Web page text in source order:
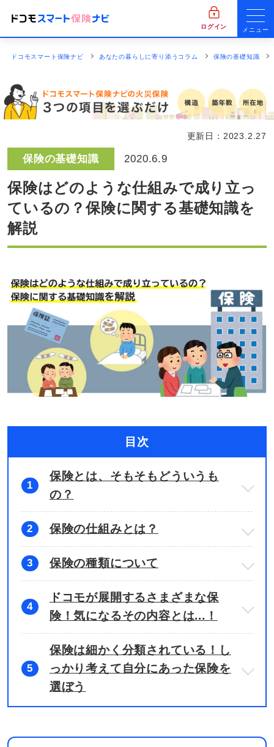
ログイン メニュー
ドコモスマート保険ナビ あなたの暮らしに寄り添うコラム 保険の基礎知識
更新日： 2023.2.27
保険の基礎知識 2020.6.9
保険はどのような仕組みで成り立っ
ているの？保険に関する基礎知識を
解説
目次
1
保険とは、そもそもどういうも
の？
2 保険の仕組みとは？
3 保険の種類について
4
ドコモが展開するさまざまな保
険！気になるその内容とは...！
5
保険は細かく分類されている！し
っかり考えて自分にあった保険を
選ぼう